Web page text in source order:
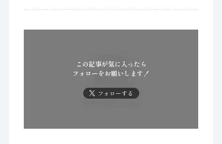
この記事が気に入ったら
フォローをお願いします！
フォローする